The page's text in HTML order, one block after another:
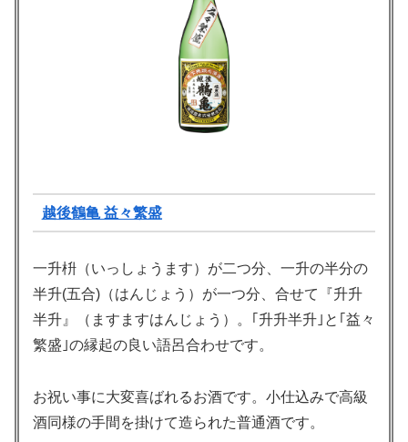
越後鶴亀 益々繁盛
一升枡（いっしょうます）が二つ分、一升の半分の
半升(五合)（はんじょう）が一つ分、合せて『升升
半升』（ますますはんじょう）。｢升升半升｣と｢益々
繁盛｣の縁起の良い語呂合わせです。
お祝い事に大変喜ばれるお酒です。小仕込みで高級
酒同様の手間を掛けて造られた普通酒です。